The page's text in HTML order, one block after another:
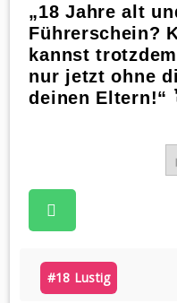
„18 Jahre alt
Führerschein?
kannst
nur jetzt ohne
deinen Eltern!“
#18 Lustig